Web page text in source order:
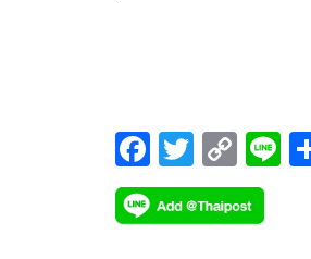
F
ac
e
T
wi
tt
C
o
p
Li